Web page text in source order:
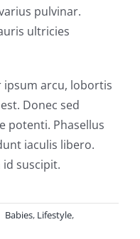
pulvinar.
ultricies
ipsum arcu, lobortis
Donec sed
potenti. Phasellus
iaculis libero.
suscipit.
Babies, Lifestyle,